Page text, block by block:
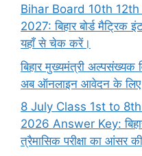
Bihar Board 10th
2027: बिहार बोर्ड मैट्रिक
यहाँ से चेक करें।
बिहार मुख्यमंत्री अल्पसंख्यक
अब ऑनलाइन आवेदन के लिए
8 July Class 1st to
2026 Answer Key: बिहार
त्रैमासिक परीक्षा का आंसर